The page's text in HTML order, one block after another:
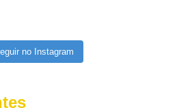
no Instagram